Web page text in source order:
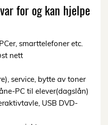
for og kan hjelpe
smarttelefoner etc.
nett
service, bytte av toner
PC til elever(dagslån)
USB DVD-